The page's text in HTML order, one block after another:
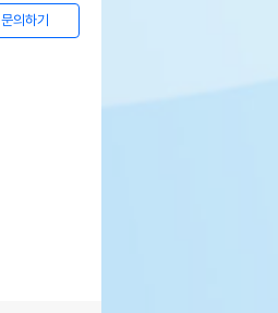
문의하기